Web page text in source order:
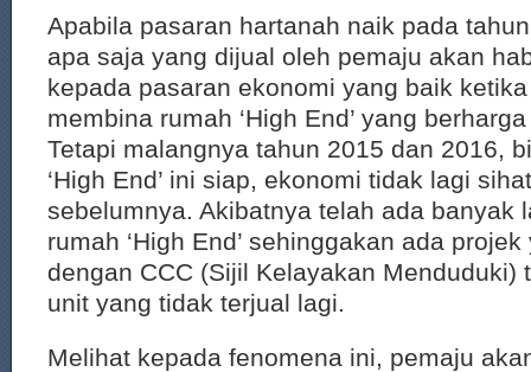
Apabila pasaran hartanah naik pada
apa saja yang dijual oleh pemaju akan
kepada pasaran ekonomi yang baik
membina rumah ‘High End’ yang
Tetapi malangnya tahun 2015 dan 2016,
‘High End’ ini siap, ekonomi tidak lagi
sebelumnya. Akibatnya telah ada banyak
rumah ‘High End’ sehinggakan ada
dengan CCC (Sijil Kelayakan Menduduki)
unit yang tidak terjual lagi.
Melihat kepada fenomena ini, pemaju